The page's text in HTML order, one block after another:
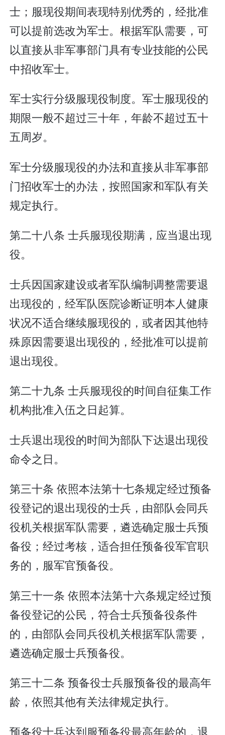
士；服现役期间表现特别优秀的，经批准
可以提前选改为军士。根据军队需要，可
以直接从非军事部门具有专业技能的公民
中招收军士。
军士实行分级服现役制度。军士服现役的
期限一般不超过三十年，年龄不超过五十
五周岁。
军士分级服现役的办法和直接从非军事部
门招收军士的办法，按照国家和军队有关
规定执行。
第二十八条 士兵服现役期满，应当退出现
役。
士兵因国家建设或者军队编制调整需要退
出现役的，经军队医院诊断证明本人健康
状况不适合继续服现役的，或者因其他特
殊原因需要退出现役的，经批准可以提前
退出现役。
第二十九条 士兵服现役的时间自征集工作
机构批准入伍之日起算。
士兵退出现役的时间为部队下达退出现役
命令之日。
第三十条 依照本法第十七条规定经过预备
役登记的退出现役的士兵，由部队会同兵
役机关根据军队需要，遴选确定服士兵预
备役；经过考核，适合担任预备役军官职
务的，服军官预备役。
第三十一条 依照本法第十六条规定经过预
备役登记的公民，符合士兵预备役条件
的，由部队会同兵役机关根据军队需要，
遴选确定服士兵预备役。
第三十二条 预备役士兵服预备役的最高年
龄，依照其他有关法律规定执行。
预备役士兵达到服预备役最高年龄的，退